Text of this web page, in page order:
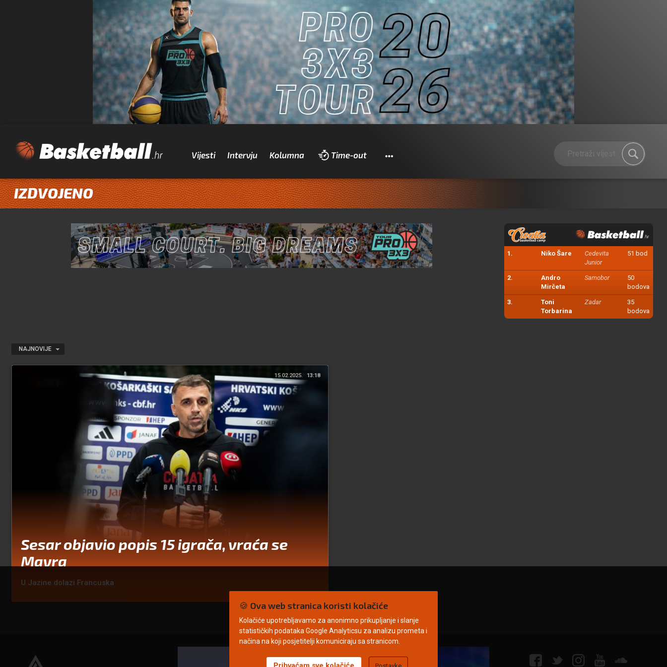
Vijesti Intervju Kolumna Time-out Pretraži
IZDVOJENO
1. Niko Šare
Cedevita
Junior
51 bod
2.
Andro
Mirčeta
Samobor
50
bodova
3.
Toni
Torbarina
Zadar
35
bodova
NAJNOVIJE
15.02.2025. 13:18
Sesar objavio popis 15 igrača, vraća se
Mavra
U Jazine dolazi Francuska
🍪 Ova web stranica koristi kolačiće
Kolačiće upotrebljavamo za anonimno prikupljanje i slanje
statističkih podataka Google Analyticsu za analizu prometa i
načina na koji posjetitelji komuniciraju sa stranicom.